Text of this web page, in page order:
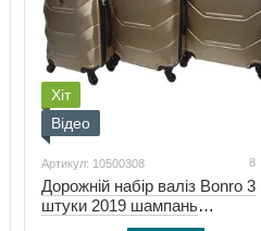
Хіт
Відео
Артикул: 10500308 8
Дорожній набір валіз Bonro 3
штуки 2019 шампань